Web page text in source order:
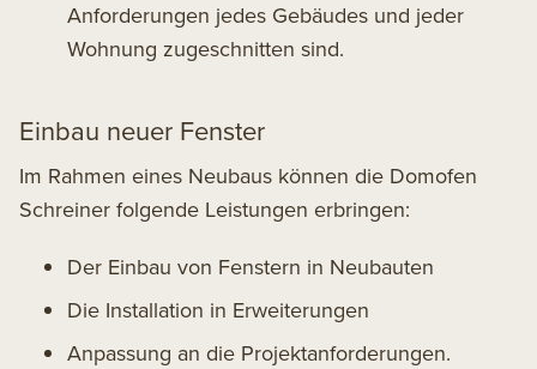
Anforderungen jedes Gebäudes und jeder
Wohnung zugeschnitten sind.
Einbau neuer Fenster
Im Rahmen eines Neubaus können die Domofen
Schreiner folgende Leistungen erbringen:
Der Einbau von Fenstern in Neubauten
Die Installation in Erweiterungen
Anpassung an die Projektanforderungen.